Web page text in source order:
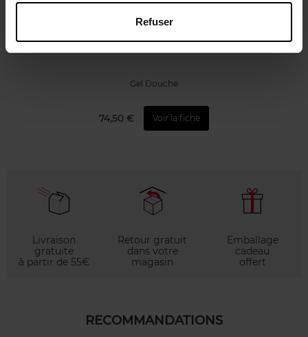
Refuser
SISLEY
Gel Douche
74,50 € Voir la fiche
Livraison
gratuite
à partir de 55€
Retour gratuit
dans votre
magasin
Emballage
cadeau
offert
RECOMMANDATIONS